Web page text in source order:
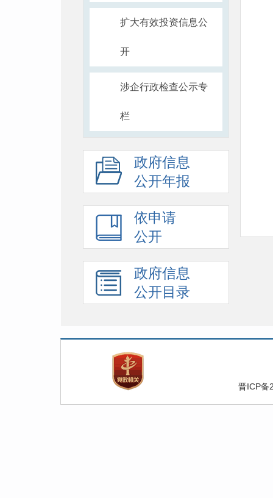
扩大有效投资信息公
开
涉企行政检查公示专
栏
政府信息
公开年报
依申请
公开
政府信息
公开目录
晋ICP备